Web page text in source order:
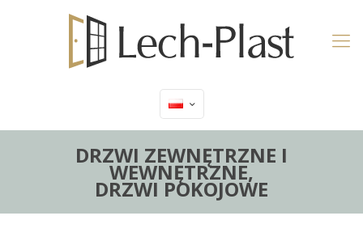
DRZWI ZEWNĘTRZNE I
WEWNĘTRZNE,
DRZWI POKOJOWE